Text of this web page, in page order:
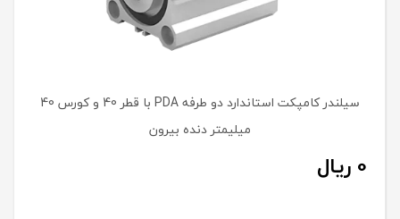
سیلندر کامپکت استاندارد دو طرفه PDA با قطر 40 و کورس 40
میلیمتر دنده بیرون
0 ریال